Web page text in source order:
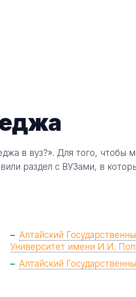
в вуз?». Для того, чтобы
раздел с ВУЗами, в
Алтайский
Университет имени И.И.
Алтайский